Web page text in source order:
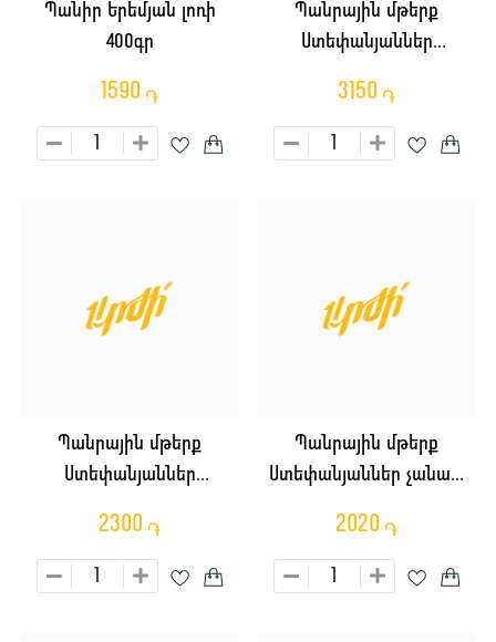
Պանիր Երեմյան լոռի
400գր
1590 ֏
Պանրային մթերք
Ստեփանյաններ
3150 ֏
Պանրային մթերք
Ստեփանյաններ
կգ
2300 ֏
Պանրային մթերք
Ստեփանյաններ չանախ
2020 ֏